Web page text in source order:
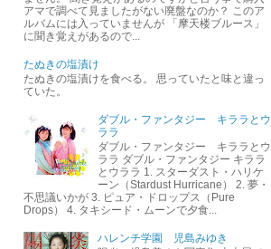
アマで調べて見ましたがない廃盤なのか？ このア
ルバムには入っていませんが 「摩天楼ブルース」
に聞き覚えがあるので...
たぬきの塩漬け
たぬきの塩漬けを食べる。 思っていたと味と違っ
ていた。
ダブル・ファンタジー キララとウ
ララ
ダブル・ファンタジー キララとウ
ララ ダブル・ファンタジー キララ
とウララ 1. スターダスト・ハリケ
ーン（Stardust Hurricane） 2. 夢・
不思議いかが 3. ピュア・ドロップス（Pure
Drops） 4. タキシード・ムーンで夕食...
ハレンチ学園 児島みゆき